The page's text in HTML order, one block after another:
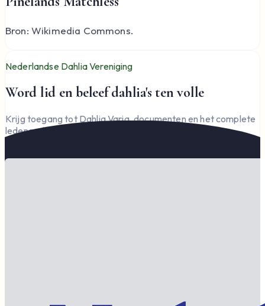
Bron: Wikimedia Commons.
Nederlandse Dahlia Vereniging
Word lid en beleef dahlia's ten volle
Krijg toegang tot Dahlia Varia, documenten en het complete
ledengedeelte — en steun de vereniging.